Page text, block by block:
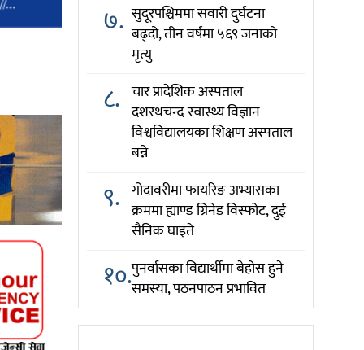
७. सुदूरपश्चिममा सवारी दुर्घटना
बढ्दो, तीन वर्षमा ५६९ जनाको
मृत्यु
८. चार प्रादेशिक अस्पताल
दशरथचन्द स्वास्थ्य विज्ञान
विश्वविद्यालयका शिक्षण अस्पताल
बन्ने
९. गोदावरीमा फायरिङ अभ्यासका
क्रममा ह्याण्ड ग्रिनेड विस्फोट, दुई
सैनिक घाइते
१०.पुनर्वासका विद्यार्थीमा बेहोस हुने
समस्या, पठनपाठन प्रभावित